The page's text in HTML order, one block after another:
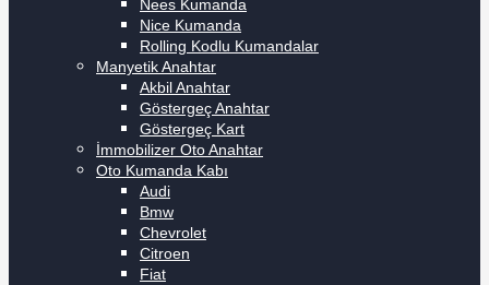
Nees Kumanda
Nice Kumanda
Rolling Kodlu Kumandalar
Manyetik Anahtar
Akbil Anahtar
Göstergeç Anahtar
Göstergeç Kart
İmmobilizer Oto Anahtar
Oto Kumanda Kabı
Audi
Bmw
Chevrolet
Citroen
Fiat